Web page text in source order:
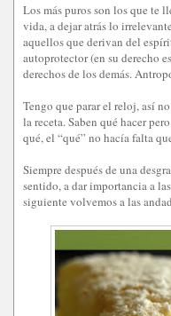
Los más puros son los que te
vida, a dejar atrás lo
aquellos que derivan del
autoprotector (en su derecho
derechos de los demás.
Tengo que parar el reloj, así
la receta. Saben qué hacer
qué, el “qué” no hacía falta
Siempre después de una
sentido, a dar importancia a
siguiente volvemos a las